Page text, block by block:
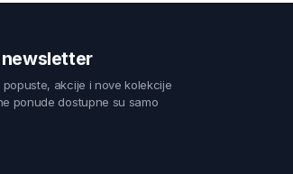
newsletter
akcije i nove kolekcije
ponude dostupne su samo